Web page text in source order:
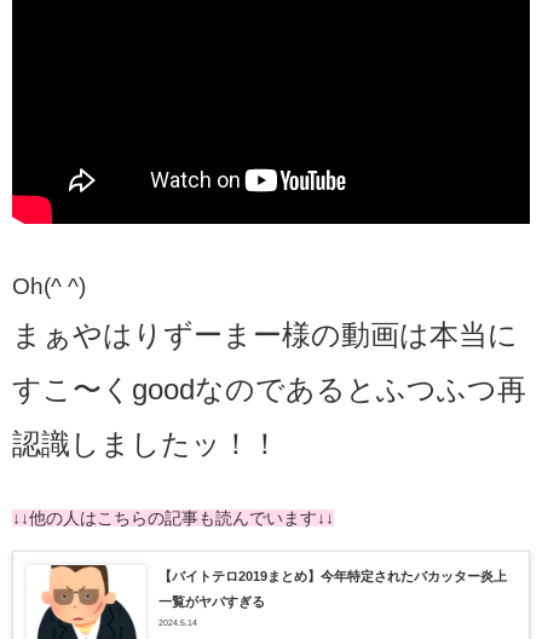
Oh(^ ^)
まぁやはりずーまー様の動画は本当に
すこ〜くgoodなのであるとふつふつ再
認識しましたッ！！
↓↓他の人はこちらの記事も読んでいます↓↓
【バイトテロ2019まとめ】今年特定されたバカッター炎上
一覧がヤバすぎる
2024.5.14